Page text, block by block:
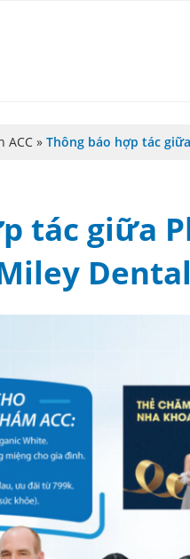
ACC » Thông báo hợp tác
tác giữa
Dental